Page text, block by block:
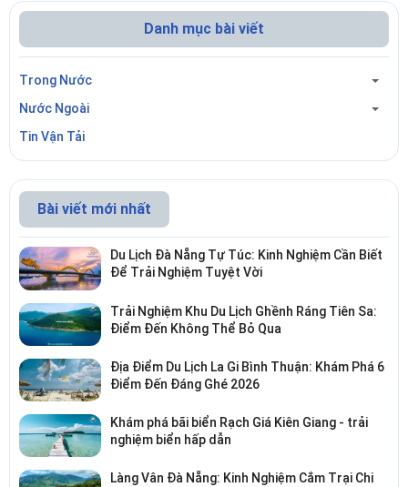
Danh mục bài viết
Trong Nước
Nước Ngoài
Tin Vận Tải
Bài viết mới nhất
Du Lịch Đà Nẵng Tự Túc: Kinh Nghiệm Cần Biết
Để Trải Nghiệm Tuyệt Vời
Trải Nghiệm Khu Du Lịch Ghềnh Ráng Tiên Sa:
Điểm Đến Không Thể Bỏ Qua
Địa Điểm Du Lịch La Gi Bình Thuận: Khám Phá 6
Điểm Đến Đáng Ghé 2026
Khám phá bãi biển Rạch Giá Kiên Giang - trải
nghiệm biển hấp dẫn
Làng Vân Đà Nẵng: Kinh Nghiệm Cắm Trại Chi